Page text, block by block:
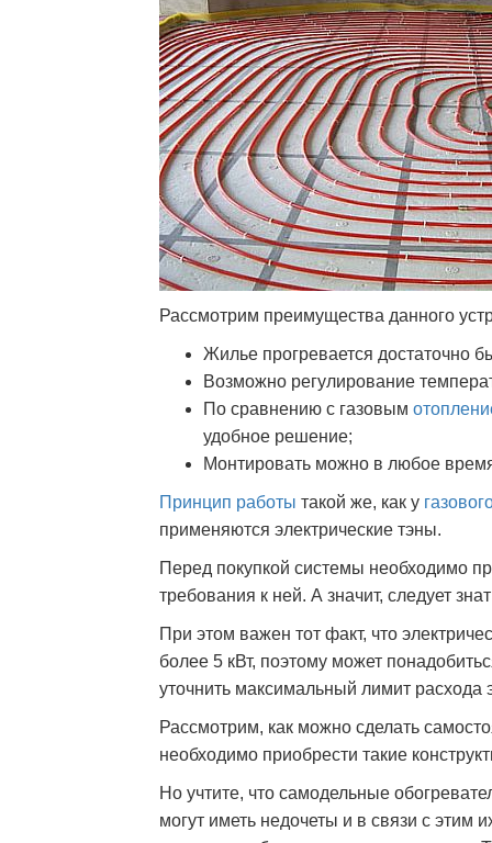
Рассмотрим преимущества данного
Жилье прогревается достаточно
Возможно регулирование
По сравнению с газовым
удобное решение;
Монтировать можно в любое
Принцип работы такой же, как у
применяются электрические тэны.
Перед покупкой системы необходимо
требования к ней. А значит, следует
При этом важен тот факт, что
более 5 кВт, поэтому может
уточнить максимальный лимит расхода
Рассмотрим, как можно сделать
необходимо приобрести такие
Но учтите, что самодельные
могут иметь недочеты и в связи с этим